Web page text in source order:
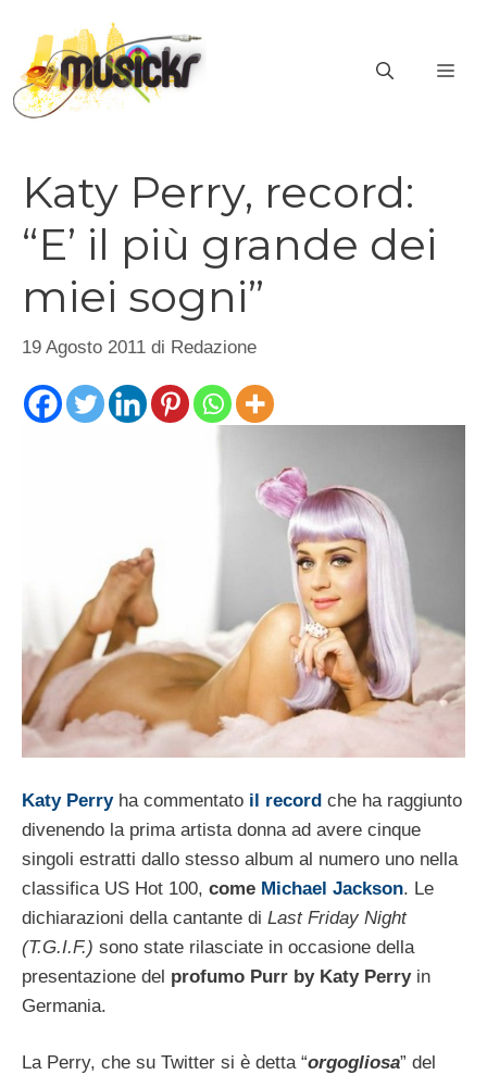
contenuto
Katy Perry, record:
“E’ il più grande dei
miei sogni”
19 Agosto 2011 di Redazione
Katy Perryha commentato il record che ha raggiunto
divenendo la prima artista donna ad avere cinque
singoli estratti dallo stesso album al numero uno nella
classifica US Hot 100, come Michael Jackson. Le
dichiarazioni della cantante di Last Friday Night
(T.G.I.F.) sono state rilasciate in occasione della
presentazione del profumo Purr by Katy Perryin
Germania.
La Perry, che su Twitter si è detta “orgogliosa” del